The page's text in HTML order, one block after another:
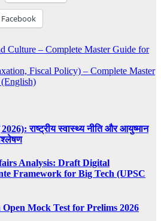
Facebook
Culture – Complete Master Guide for
Fiscal Policy) – Complete Master
राष्ट्रीय स्वास्थ्य नीति और आयुष्मान
Analysis: Draft Digital
Framework for Big Tech (UPSC
Mock Test for Prelims 2026